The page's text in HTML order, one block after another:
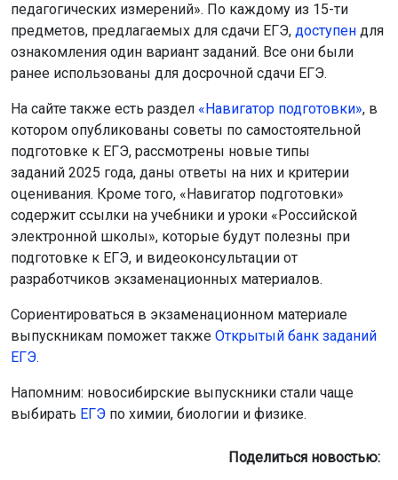
педагогических измерений». По каждому из 15-ти
предметов, предлагаемых для сдачи ЕГЭ, доступен для
ознакомления один вариант заданий. Все они были
ранее использованы для досрочной сдачи ЕГЭ.
На сайте также есть раздел «Навигатор подготовки», в
котором опубликованы советы по самостоятельной
подготовке к ЕГЭ, рассмотрены новые типы
заданий 2025 года, даны ответы на них и критерии
оценивания. Кроме того, «Навигатор подготовки»
содержит ссылки на учебники и уроки «Российской
электронной школы», которые будут полезны при
подготовке к ЕГЭ, и видеоконсультации от
разработчиков экзаменационных материалов.
Сориентироваться в экзаменационном материале
выпускникам поможет также Открытый банк заданий
ЕГЭ.
Напомним: новосибирские выпускники стали чаще
выбирать ЕГЭ по химии, биологии и физике.
Поделиться новостью: